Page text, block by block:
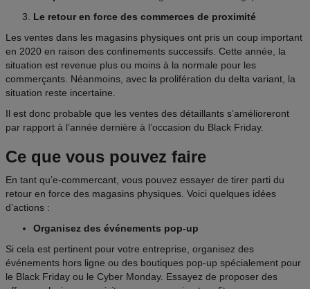
Le retour en force des commerces de proximité
Les ventes dans les magasins physiques ont pris un coup important
en 2020 en raison des confinements successifs. Cette année, la
situation est revenue plus ou moins à la normale pour les
commerçants. Néanmoins, avec la prolifération du delta variant, la
situation reste incertaine.
Il est donc probable que les ventes des détaillants s’amélioreront
par rapport à l’année dernière à l’occasion du Black Friday.
Ce que vous pouvez faire
En tant qu’e-commercant, vous pouvez essayer de tirer parti du
retour en force des magasins physiques. Voici quelques idées
d’actions :
Organisez des événements pop-up
Si cela est pertinent pour votre entreprise, organisez des
événements hors ligne ou des boutiques pop-up spécialement pour
le Black Friday ou le Cyber Monday. Essayez de proposer des